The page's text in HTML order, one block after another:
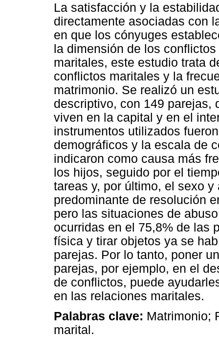
La satisfacción y la
directamente asociadas con
en que los cónyuges
la dimensión de los
maritales, este estudio trata
conflictos maritales y la
matrimonio. Se realizó un
descriptivo, con 149 parejas,
viven en la capital y en el
instrumentos utilizados
demográficos y la escala de
indicaron como causa más
los hijos, seguido por el
tareas y, por último, el sexo
predominante de resolución
pero las situaciones de
ocurridas en el 75,8% de las
física y tirar objetos ya se
parejas. Por lo tanto, poner
parejas, por ejemplo, en el
de conflictos, puede
en las relaciones maritales.
Palabras clave: Matrimonio;
marital.